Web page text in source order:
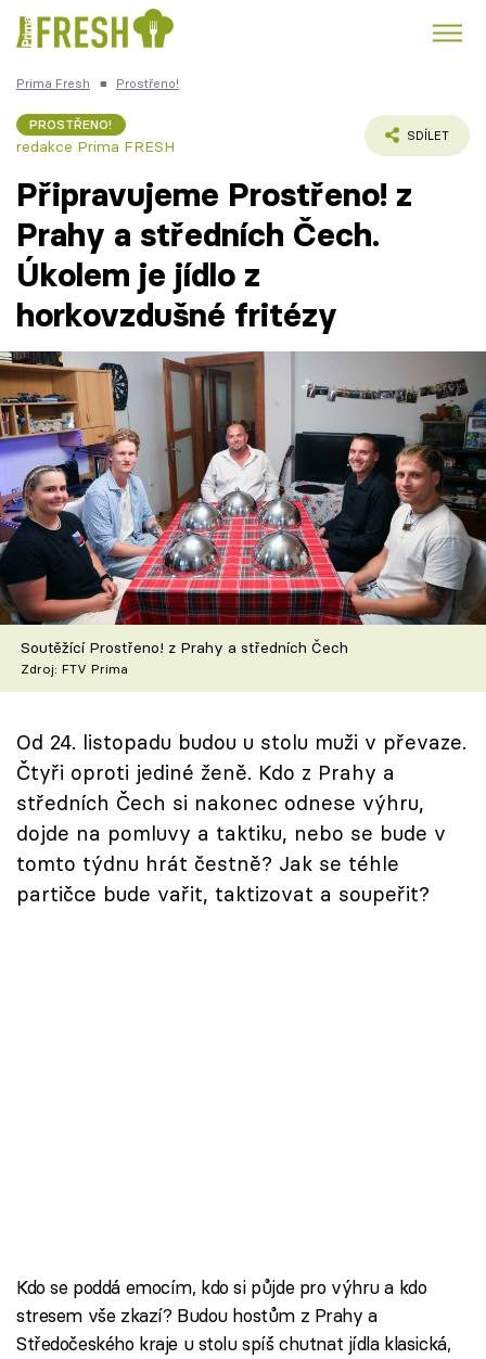
Česká kuchyně Čokoláda
Témata
Recepty
Články
TV Program
Škola vaření
Recepty z TV
Speciál: Cuketa
Těhotnej kuchař
Přihlášení
Sledujte nás
Prima Fresh ■ Prostřeno!
PROSTŘENO!
redakce Prima FRESH
SDÍLET
Připravujeme Prostřeno! z
Prahy a středních Čech.
Úkolem je jídlo z
horkovzdušné fritézy
Soutěžící Prostřeno! z Prahy a středních Čech
Zdroj: FTV Prima
Od 24. listopadu budou u stolu muži v převaze.
Čtyři oproti jediné ženě. Kdo z Prahy a
středních Čech si nakonec odnese výhru,
dojde na pomluvy a taktiku, nebo se bude v
tomto týdnu hrát čestně? Jak se téhle
partičce bude vařit, taktizovat a soupeřit?
Kdo se poddá emocím, kdo si půjde pro výhru a kdo
stresem vše zkazí? Budou hostům z Prahy a
Středočeského kraje u stolu spíš chutnat jídla klasická,